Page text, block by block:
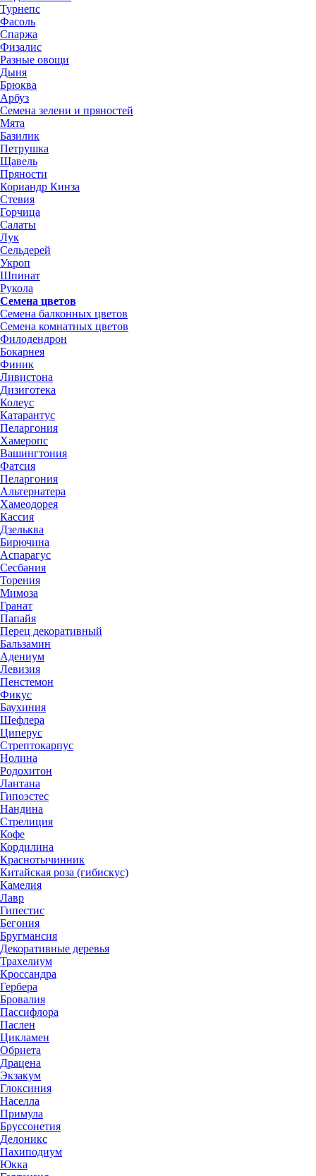
Турнепс
Фасоль
Спаржа
Физалис
Разные овощи
Дыня
Брюква
Арбуз
Семена зелени и пряностей
Мята
Базилик
Петрушка
Щавель
Пряности
Кориандр Кинза
Стевия
Горчица
Салаты
Лук
Сельдерей
Укроп
Шпинат
Рукола
Семена цветов
Семена балконных цветов
Семена комнатных цветов
Филодендрон
Бокарнея
Финик
Ливистона
Дизиготека
Колеус
Катарантус
Пеларгония
Хамеропс
Вашингтония
Фатсия
Пеларгония
Альтернатера
Хамеодорея
Кассия
Дзельква
Бирючина
Аспарагус
Сесбания
Торения
Мимоза
Гранат
Папайя
Перец декоративный
Бальзамин
Адениум
Левизия
Пенстемон
Фикус
Баухиния
Шефлера
Циперус
Стрептокарпус
Нолина
Родохитон
Лантана
Гипоэстес
Нандина
Стрелиция
Кофе
Кордилина
Краснотычинник
Китайская роза (гибискус)
Камелия
Лавр
Гипестис
Бегония
Бругмансия
Декоративные деревья
Трахелиум
Кроссандра
Гербера
Бровалия
Пассифлора
Паслен
Цикламен
Обриета
Драцена
Экзакум
Глоксиния
Населла
Примула
Бруссонетия
Делоникс
Пахиподиум
Юкка